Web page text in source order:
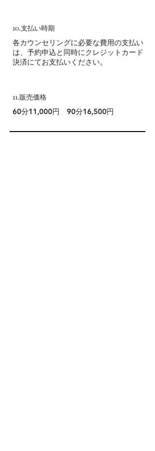
10.支払い時期
各カウンセリングに必要な費用の支払い
は、予約申込と同時にクレジットカード
決済にてお支払いください。
11.販売価格
60分11,000円 90分16,500円